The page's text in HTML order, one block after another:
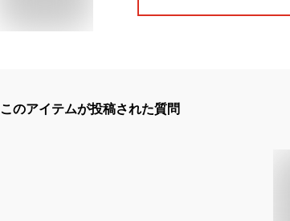
このアイテムが投稿された質問